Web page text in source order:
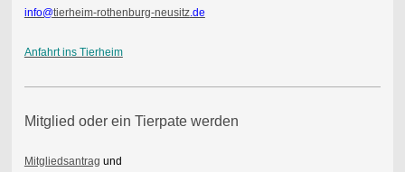
info@tierheim-rothenburg-neusitz.de
Anfahrt ins Tierheim
Mitglied oder ein Tierpate werden
Mitgliedsantrag und